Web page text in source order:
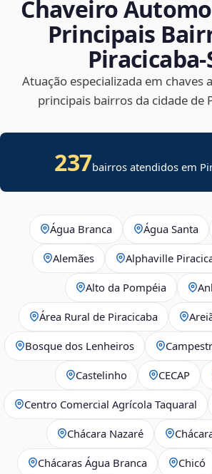
Chaveiro
Principais
Atuação especializada em chaves
principais bairros da cidade de
237bairros atendidos em
Água Branca Água Santa
Alemães Alphaville
Alto da Pompéia
Área Rural de Piracicaba
Bosque dos Lenheiros
Castelinho CECAP
Centro Comercial Agrícola Taquaral
Chácara Nazaré
Chácaras Água Branca Chicó